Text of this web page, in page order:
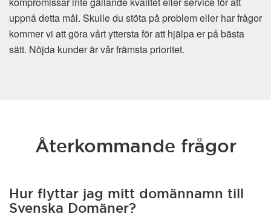
uppnå detta mål. Skulle du stöta på problem eller har frågor
kommer vi att göra vårt yttersta för att hjälpa er på bästa
sätt. Nöjda kunder är vår främsta prioritet.
Återkommande frågor
Hur flyttar jag mitt domännamn till
Svenska Domäner?